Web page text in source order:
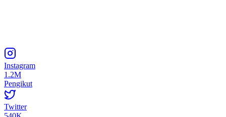
Instagram
1.2M
Pengikut
Twitter